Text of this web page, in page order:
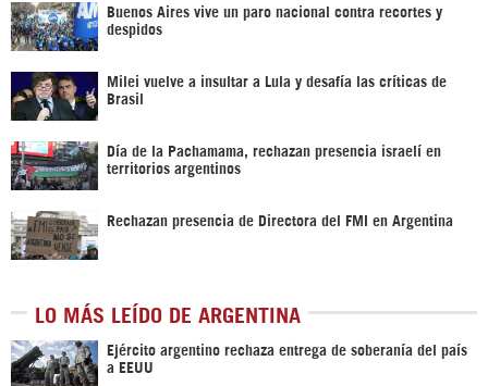
Buenos Aires vive un paro nacional contra recortes y
despidos
Milei vuelve a insultar a Lula y desafía las críticas de
Brasil
Día de la Pachamama, rechazan presencia israelí en
territorios argentinos
Rechazan presencia de Directora del FMI en Argentina
LO MÁS LEÍDO DE ARGENTINA
Ejército argentino rechaza entrega de soberanía del país
a EEUU